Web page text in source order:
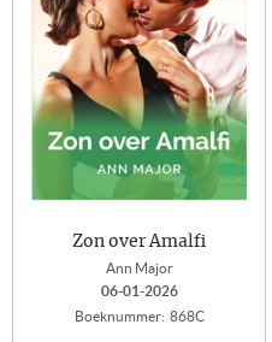
Zon over Amalfi
Ann Major
06-01-2026
Boeknummer: 868C